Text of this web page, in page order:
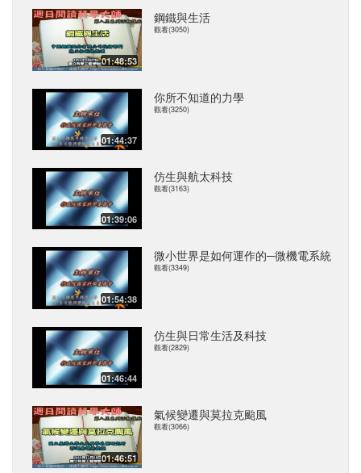
01:48:53
鋼鐵與生活
觀看(3050)
01:44:37
你所不知道的力學
觀看(3250)
01:39:06
仿生與航太科技
觀看(3163)
01:54:38
微小世界是如何運作的─微機電系統
觀看(3349)
01:46:44
仿生與日常生活及科技
觀看(2829)
01:46:51
氣候變遷與莫拉克颱風
觀看(3066)